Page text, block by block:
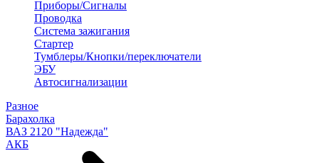
Приборы/Сигналы
Проводка
Система зажигания
Стартер
Тумблеры/Кнопки/переключатели
ЭБУ
Автосигнализации
Разное
Барахолка
ВАЗ 2120 "Надежда"
АКБ